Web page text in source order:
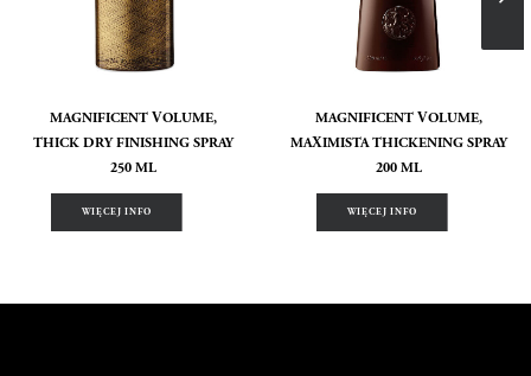
MAGNIFICENT VOLUME,
THICK DRY FINISHING SPRAY
250 ML
WIĘCEJ INFO
MAGNIFICENT VOLUME,
MAXIMISTA THICKENING SPRAY
200 ML
WIĘCEJ INFO